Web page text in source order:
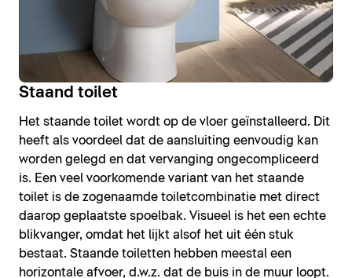
Staand toilet
Het staande toilet wordt op de vloer geïnstalleerd. Dit
heeft als voordeel dat de aansluiting eenvoudig kan
worden gelegd en dat vervanging ongecompliceerd
is. Een veel voorkomende variant van het staande
toilet is de zogenaamde toiletcombinatie met direct
daarop geplaatste spoelbak. Visueel is het een echte
blikvanger, omdat het lijkt alsof het uit één stuk
bestaat. Staande toiletten hebben meestal een
horizontale afvoer, d.w.z. dat de buis in de muur loopt.